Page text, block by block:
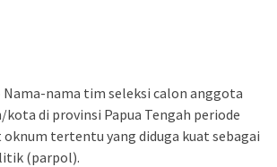
Nama-nama tim seleksi calon anggota
di provinsi Papua Tengah periode
oknum tertentu yang diduga kuat sebagai
(parpol).